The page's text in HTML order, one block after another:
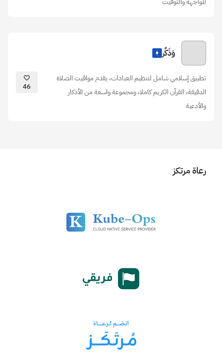
وَذَكِّر
تطبيق إسلامي شامل لتنظيم العبادات، يقدم مواقيت الصلاة
الدقيقة، القرآن الكريم كاملا، ومجموعة واسعة من الأذكار
والأدعية
46
رعاة مرتكز